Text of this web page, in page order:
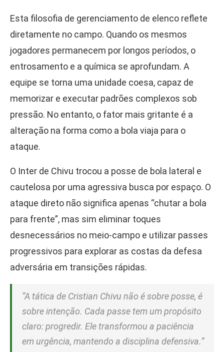
Esta filosofia de gerenciamento de elenco reflete
diretamente no campo. Quando os mesmos
jogadores permanecem por longos períodos, o
entrosamento e a química se aprofundam. A
equipe se torna uma unidade coesa, capaz de
memorizar e executar padrões complexos sob
pressão. No entanto, o fator mais gritante é a
alteração na forma como a bola viaja para o
ataque.
O Inter de Chivu trocou a posse de bola lateral e
cautelosa por uma agressiva busca por espaço. O
ataque direto não significa apenas “chutar a bola
para frente”, mas sim eliminar toques
desnecessários no meio-campo e utilizar passes
progressivos para explorar as costas da defesa
adversária em transições rápidas.
“A tática de Cristian Chivu não é sobre posse, é
sobre intenção. Cada passe tem um propósito
claro: progredir. Ele transformou a paciência
em urgência, mantendo a disciplina defensiva.”